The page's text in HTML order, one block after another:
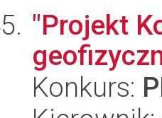
"Projekt
Konkurs: